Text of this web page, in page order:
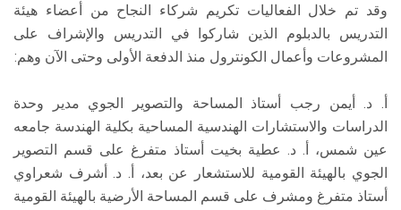
وقد تم خلال الفعاليات تكريم شركاء النجاح من أعضاء هيئة
التدريس بالدبلوم الذين شاركوا في التدريس والإشراف على
المشروعات وأعمال الكونترول منذ الدفعة الأولى وحتى الآن وهم:
أ. د. أيمن رجب أستاذ المساحة والتصوير الجوي مدير وحدة
الدراسات والاستشارات الهندسية المساحية بكلية الهندسة جامعه
عين شمس، أ. د. عطية بخيت أستاذ متفرغ على قسم التصوير
الجوي بالهيئة القومية للاستشعار عن بعد، أ. د. أشرف شعراوي
أستاذ متفرغ ومشرف على قسم المساحة الأرضية بالهيئة القومية